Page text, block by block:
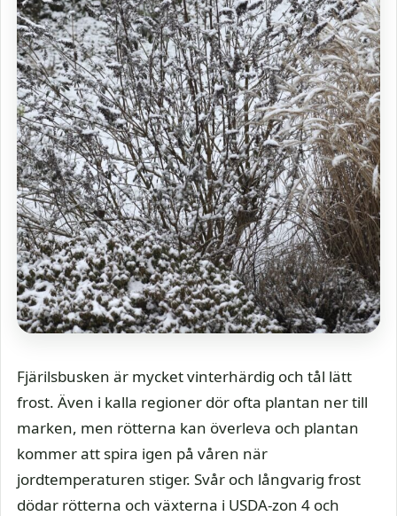
Fjärilsbusken är mycket vinterhärdig och tål lätt
frost. Även i kalla regioner dör ofta plantan ner till
marken, men rötterna kan överleva och plantan
kommer att spira igen på våren när
jordtemperaturen stiger. Svår och långvarig frost
dödar rötterna och växterna i USDA-zon 4 och